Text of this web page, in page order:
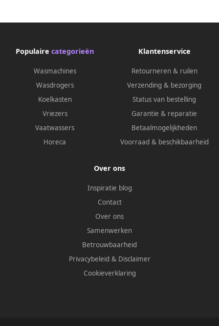
Populaire categorieën
Wasmachines
Wasdrogers
Koelkasten
Vriezers
Vaatwassers
Horeca
Klantenservice
Retourneren & ruilen
Verzending & bezorging
Status van bestelling
Garantie & reparatie
Betaalmogelijkheden
Voorraad & beschikbaarheid
Over ons
Inspiratie blog
Contact
Over ons
Samenwerken
Betrouwbaarheid
Privacybeleid & Disclaimer
Cookieverklaring